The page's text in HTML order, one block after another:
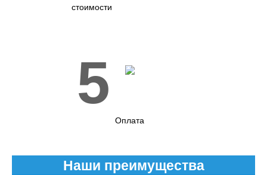
стоимости
5
Оплата
Наши преимущества